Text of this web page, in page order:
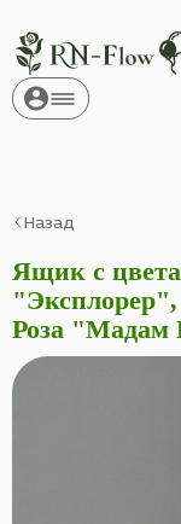
Назад
Ящик с
"Эксплорер",
Роза "Мадам